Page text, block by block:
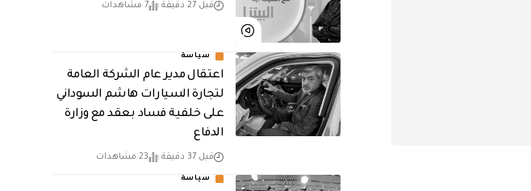
قبل 27 دقيقة 7 مشاهدات
سياسة
اعتقال مدير عام الشركة العامة
لتجارة السيارات هاشم السوداني
على خلفية فساد بعقد مع وزارة
الدفاع
قبل 37 دقيقة 23 مشاهدات
سياسة